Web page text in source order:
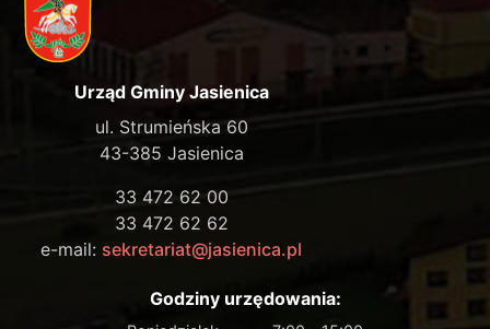
Urząd Gminy Jasienica
ul. Strumieńska 60
43-385 Jasienica
33 472 62 00
33 472 62 62
e-mail: sekretariat@jasienica.pl
Godziny urzędowania: